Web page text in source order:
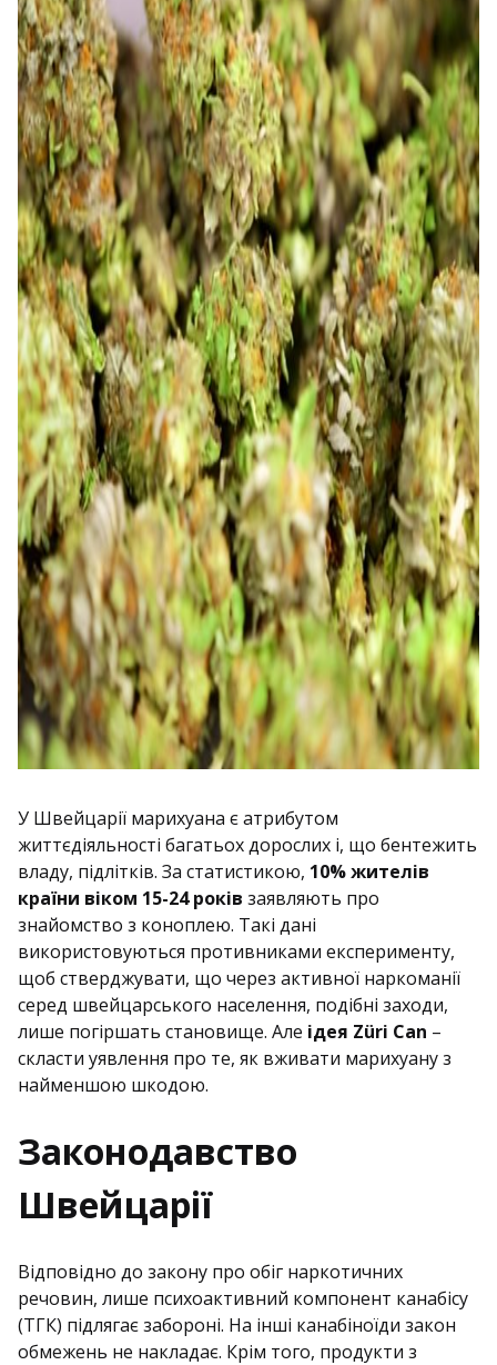
У Швейцарії марихуана є атрибутом
життєдіяльності багатьох дорослих і, що бентежить
владу, підлітків. За статистикою, 10% жителів
країни віком 15-24 років заявляють про
знайомство з коноплею. Такі дані
використовуються противниками експерименту,
щоб стверджувати, що через активної наркоманії
серед швейцарського населення, подібні заходи,
лише погіршать становище. Але ідея Züri Can –
скласти уявлення про те, як вживати марихуану з
найменшою шкодою.
Законодавство
Швейцарії
Відповідно до закону про обіг наркотичних
речовин, лише психоактивний компонент канабісу
(ТГК) підлягає забороні. На інші канабіноїди закон
обмежень не накладає. Крім того, продукти з